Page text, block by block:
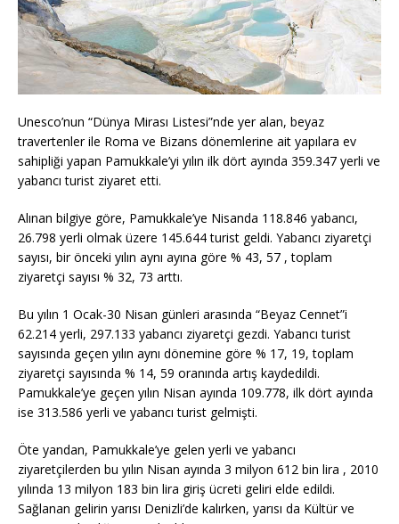
Unesco’nun “Dünya Mirası Listesi”nde yer alan, beyaz
travertenler ile Roma ve Bizans dönemlerine ait yapılara ev
sahipliği yapan Pamukkale’yi yılın ilk dört ayında 359.347 yerli ve
yabancı turist ziyaret etti.
Alınan bilgiye göre, Pamukkale’ye Nisanda 118.846 yabancı,
26.798 yerli olmak üzere 145.644 turist geldi. Yabancı ziyaretçi
sayısı, bir önceki yılın aynı ayına göre % 43, 57 , toplam
ziyaretçi sayısı % 32, 73 arttı.
Bu yılın 1 Ocak-30 Nisan günleri arasında “Beyaz Cennet”i
62.214 yerli, 297.133 yabancı ziyaretçi gezdi. Yabancı turist
sayısında geçen yılın aynı dönemine göre % 17, 19, toplam
ziyaretçi sayısında % 14, 59 oranında artış kaydedildi.
Pamukkale’ye geçen yılın Nisan ayında 109.778, ilk dört ayında
ise 313.586 yerli ve yabancı turist gelmişti.
Öte yandan, Pamukkale’ye gelen yerli ve yabancı
ziyaretçilerden bu yılın Nisan ayında 3 milyon 612 bin lira , 2010
yılında 13 milyon 183 bin lira giriş ücreti geliri elde edildi.
Sağlanan gelirin yarısı Denizli’de kalırken, yarısı da Kültür ve